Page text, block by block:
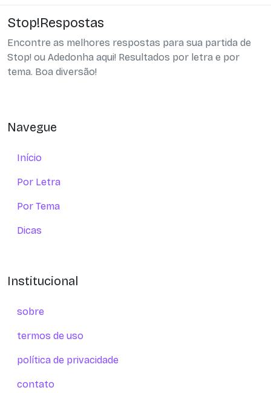
Stop!Respostas
Encontre as melhores respostas para sua partida de
Stop! ou Adedonha aqui! Resultados por letra e por
tema. Boa diversão!
Navegue
Início
Por Letra
Por Tema
Dicas
Institucional
sobre
termos de uso
política de privacidade
contato